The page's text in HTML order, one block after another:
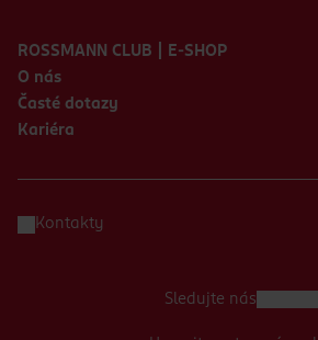
ROSSMANN CLUB | E-SHOP
O nás
Časté dotazy
Kariéra
Kontakty
Sledujte nás